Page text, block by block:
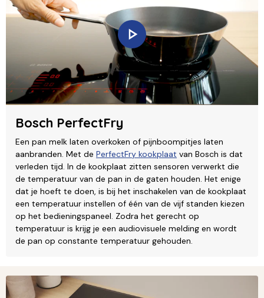
Bosch PerfectFry
Een pan melk laten overkoken of pijnboompitjes laten
aanbranden. Met de PerfectFry kookplaat van Bosch is dat
verleden tijd. In de kookplaat zitten sensoren verwerkt die
de temperatuur van de pan in de gaten houden. Het enige
dat je hoeft te doen, is bij het inschakelen van de kookplaat
een temperatuur instellen of één van de vijf standen kiezen
op het bedieningspaneel. Zodra het gerecht op
temperatuur is krijg je een audiovisuele melding en wordt
de pan op constante temperatuur gehouden.